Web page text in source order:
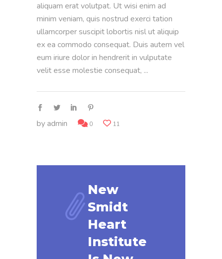
aliquam erat volutpat. Ut wisi enim ad
minim veniam, quis nostrud exerci tation
ullamcorper suscipit lobortis nisl ut aliquip
ex ea commodo consequat. Duis autem vel
eum iriure dolor in hendrerit in vulputate
velit esse molestie consequat,
byadmin 0 11
New
Smidt
Heart
Institute